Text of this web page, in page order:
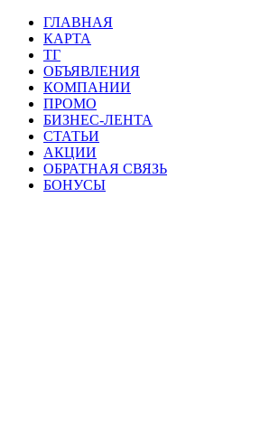
ГЛАВНАЯ
КАРТА
ТГ
ОБЪЯВЛЕНИЯ
КОМПАНИИ
ПРОМО
БИЗНЕС-ЛЕНТА
СТАТЬИ
АКЦИИ
ОБРАТНАЯ СВЯЗЬ
БОНУСЫ